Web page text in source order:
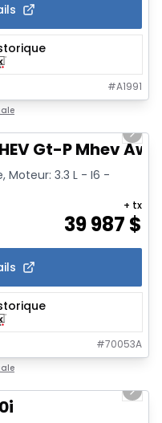
#A1991
Next
Gt-P Mhev Awd
Moteur: 3.3 L - I6 -
39 987 $
+ tx
#70053A
Next